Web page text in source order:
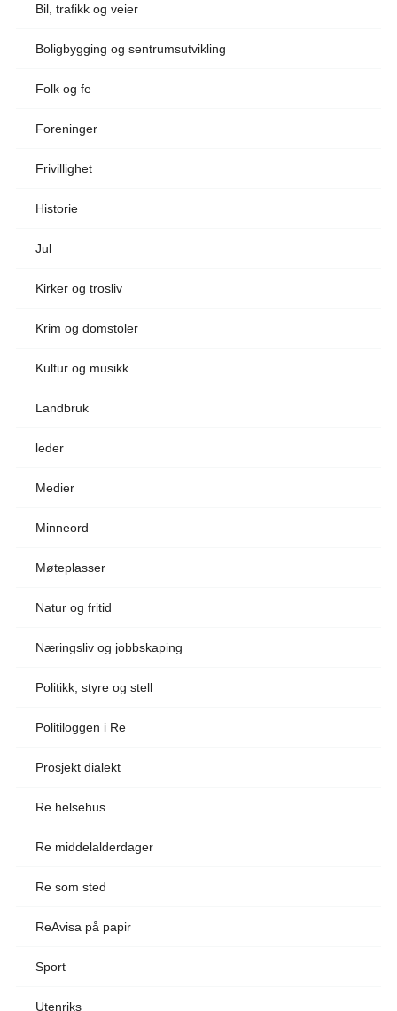
Bil, trafikk og veier
Boligbygging og sentrumsutvikling
Folk og fe
Foreninger
Frivillighet
Historie
Jul
Kirker og trosliv
Krim og domstoler
Kultur og musikk
Landbruk
leder
Medier
Minneord
Møteplasser
Natur og fritid
Næringsliv og jobbskaping
Politikk, styre og stell
Politiloggen i Re
Prosjekt dialekt
Re helsehus
Re middelalderdager
Re som sted
ReAvisa på papir
Sport
Utenriks